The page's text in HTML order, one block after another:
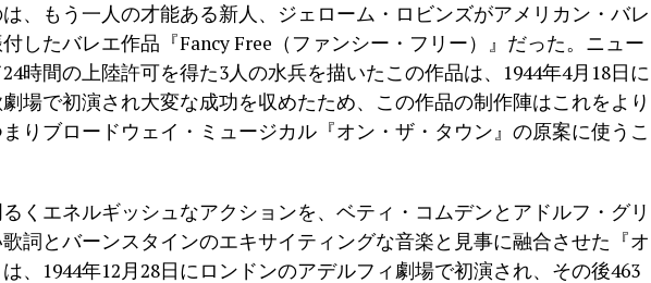
、もう一人の才能ある新人、ジェローム・ロビンズがアメリカン・バレ
したバレエ作品『Fancy Free（ファンシー・フリー）』だった。ニュー
時間の上陸許可を得た3人の水兵を描いたこの作品は、1944年4月18日に
場で初演され大変な成功を収めたため、この作品の制作陣はこれをより
りブロードウェイ・ミュージカル『オン・ザ・タウン』の原案に使うこ
くエネルギッシュなアクションを、ベティ・コムデンとアドルフ・グリ
詞とバーンスタインのエキサイティングな音楽と見事に融合させた『オ
、1944年12月28日にロンドンのアデルフィ劇場で初演され、その後463